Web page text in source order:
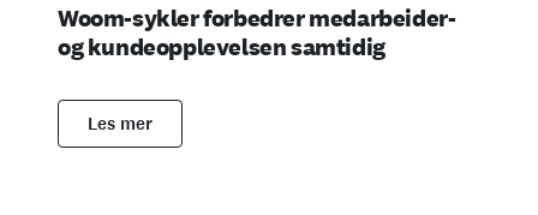
Woom-sykler forbedrer medarbeider-
og kundeopplevelsen samtidig
Les mer